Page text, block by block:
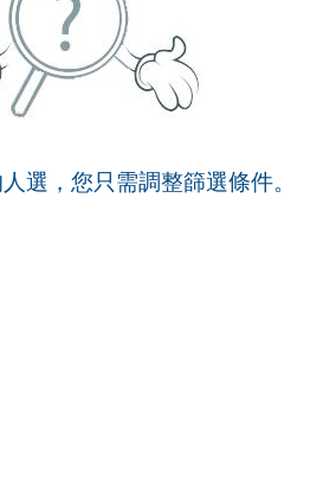
選，您只需調整篩選條件。